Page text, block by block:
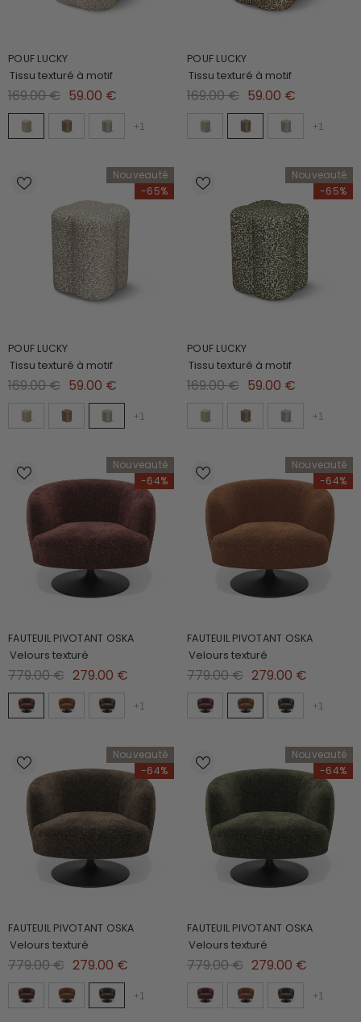
POUF LUCKY
Tissu texturé à motif
169.00 € 59.00 €
+1
POUF LUCKY
Tissu texturé à motif
169.00 € 59.00 €
+1
Nouveauté
-65%
POUF LUCKY
Tissu texturé à motif
169.00 € 59.00 €
+1
Nouveauté
-65%
POUF LUCKY
Tissu texturé à motif
169.00 € 59.00 €
+1
Nouveauté
-64%
FAUTEUIL PIVOTANT OSKA
Velours texturé
779.00 € 279.00 €
+1
Nouveauté
-64%
FAUTEUIL PIVOTANT OSKA
Velours texturé
779.00 € 279.00 €
+1
Nouveauté
-64%
FAUTEUIL PIVOTANT OSKA
Velours texturé
779.00 € 279.00 €
+1
Nouveauté
-64%
FAUTEUIL PIVOTANT OSKA
Velours texturé
779.00 € 279.00 €
+1